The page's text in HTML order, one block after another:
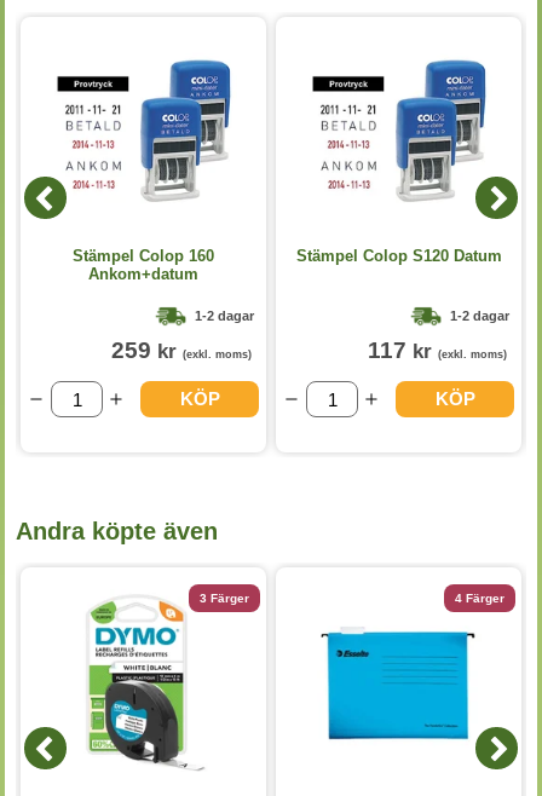
Stämpel Colop 160
Ankom+datum
1-2 dagar
259 kr (exkl. moms)
KÖP
Stämpel Colop S120 Datum
1-2 dagar
117 kr (exkl. moms)
KÖP
Andra köpte även
3 Färger 4 Färger